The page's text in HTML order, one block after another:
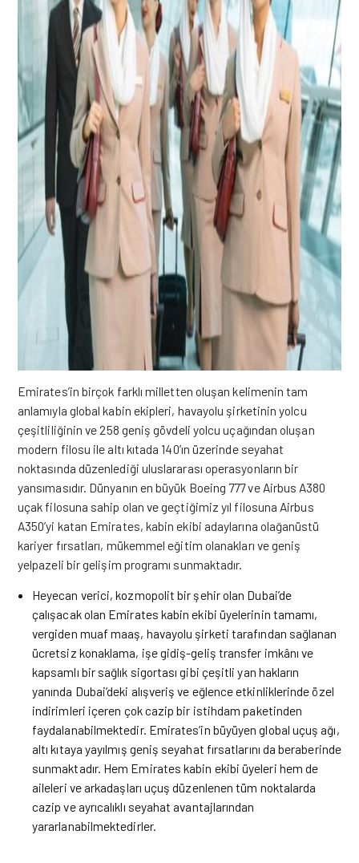
Emirates’in birçok farklı milletten oluşan kelimenin tam
anlamıyla global kabin ekipleri, havayolu şirketinin yolcu
çeşitliliğinin ve 258 geniş gövdeli yolcu uçağından oluşan
modern filosu ile altı kıtada 140’ın üzerinde seyahat
noktasında düzenlediği uluslararası operasyonların bir
yansımasıdır. Dünyanın en büyük Boeing 777 ve Airbus A380
uçak filosuna sahip olan ve geçtiğimiz yıl filosuna Airbus
A350’yi katan Emirates, kabin ekibi adaylarına olağanüstü
kariyer fırsatları, mükemmel eğitim olanakları ve geniş
yelpazeli bir gelişim programı sunmaktadır.
Heyecan verici, kozmopolit bir şehir olan Dubai’de
çalışacak olan Emirates kabin ekibi üyelerinin tamamı,
vergiden muaf maaş, havayolu şirketi tarafından sağlanan
ücretsiz konaklama, işe gidiş-geliş transfer imkânı ve
kapsamlı bir sağlık sigortası gibi çeşitli yan hakların
yanında Dubai’deki alışveriş ve eğlence etkinliklerinde özel
indirimleri içeren çok cazip bir istihdam paketinden
faydalanabilmektedir. Emirates’in büyüyen global uçuş ağı,
altı kıtaya yayılmış geniş seyahat fırsatlarını da beraberinde
sunmaktadır. Hem Emirates kabin ekibi üyeleri hem de
aileleri ve arkadaşları uçuş düzenlenen tüm noktalarda
cazip ve ayrıcalıklı seyahat avantajlarından
yararlanabilmektedirler.